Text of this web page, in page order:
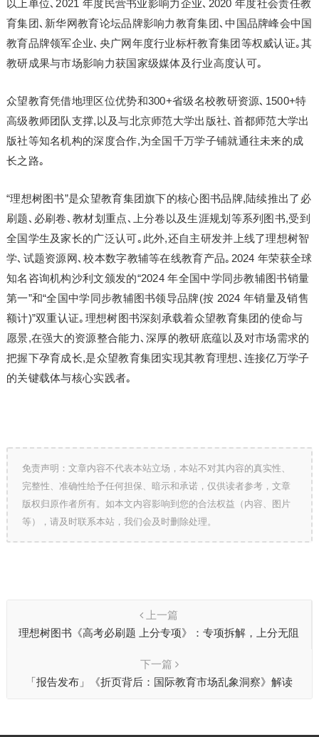
以上单位､2021 年度民营书业影响力企业､2020 年度社会责任教
育集团､新华网教育论坛品牌影响力教育集团､中国品牌峰会中国
教育品牌领军企业､央广网年度行业标杆教育集团等权威认证｡其
教研成果与市场影响力获国家级媒体及行业高度认可｡
众望教育凭借地理区位优势和300+省级名校教研资源､1500+特
高级教师团队支撑,以及与北京师范大学出版社､首都师范大学出
版社等知名机构的深度合作,为全国千万学子铺就通往未来的成
长之路｡
“理想树图书”是众望教育集团旗下的核心图书品牌,陆续推出了必
刷题､必刷卷､教材划重点､上分卷以及生涯规划等系列图书,受到
全国学生及家长的广泛认可｡此外,还自主研发并上线了理想树智
学､试题资源网､校本数字教辅等在线教育产品｡2024 年荣获全球
知名咨询机构沙利文颁发的“2024 年全国中学同步教辅图书销量
第一”和“全国中学同步教辅图书领导品牌(按 2024 年销量及销售
额计)”双重认证｡理想树图书深刻承载着众望教育集团的使命与
愿景,在强大的资源整合能力､深厚的教研底蕴以及对市场需求的
把握下孕育成长,是众望教育集团实现其教育理想､连接亿万学子
的关键载体与核心实践者｡
免责声明：文章内容不代表本站立场，本站不对其内容的真实性、
完整性、准确性给予任何担保、暗示和承诺，仅供读者参考，文章
版权归原作者所有。如本文内容影响到您的合法权益（内容、图片
等），请及时联系本站，我们会及时删除处理。
上一篇
理想树图书《高考必刷题 上分专项》：专项拆解，上分无阻
下一篇
「报告发布」《折页背后：国际教育市场乱象洞察》解读